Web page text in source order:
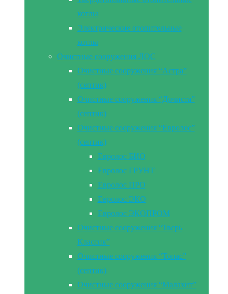
котлы
Электрические отопительные
котлы
Очистные сооружения ЛОС
Очистные сооружения “Астра”
(септик)
Очистные сооружения “Дочиста”
(септик)
Очистные сооружения “Евролос”
(септик)
Евролос БИО
Евролос ГРУНТ
Евролос ПРО
Евролос ЭКО
Евролос ЭКОПРОМ
Очистные сооружения “Тверь
Классик”
Очистные сооружения “Топас”
(септик)
Очистные сооружения “Малахит”